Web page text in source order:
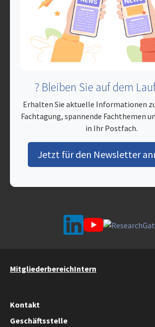
? Bleiben Sie auf dem
Erhalten Sie aktuelle Informationen
Fachtagung, spannende Fachthemen
in Ihr Postfach.
Jetzt für den Newsletter
MitgliederbereichIntern
Kontakt
Geschäftsstelle